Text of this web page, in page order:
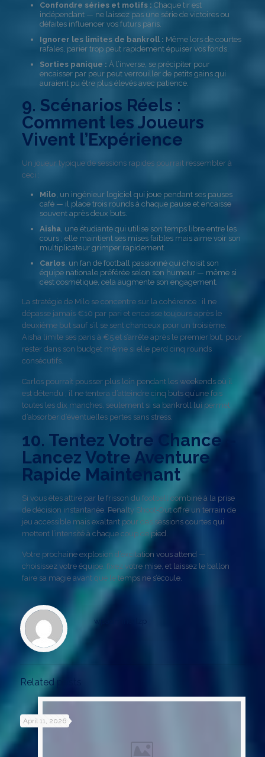
Confondre séries et motifs : Chaque tir est
indépendant — ne laissez pas une série de victoires ou
défaites influencer vos futurs paris.
Ignorer les limites de bankroll : Même lors de courtes
rafales, parier trop peut rapidement épuiser vos fonds.
Sorties panique : À l’inverse, se précipiter pour
encaisser par peur peut verrouiller de petits gains qui
auraient pu être plus élevés avec patience.
9. Scénarios Réels :
Comment les Joueurs
Vivent l’Expérience
Un joueur typique de sessions rapides pourrait ressembler à
ceci :
Milo, un ingénieur logiciel qui joue pendant ses pauses
café — il place trois rounds à chaque pause et encaisse
souvent après deux buts.
Aisha, une étudiante qui utilise son temps libre entre les
cours ; elle maintient ses mises faibles mais aime voir son
multiplicateur grimper rapidement.
Carlos, un fan de football passionné qui choisit son
équipe nationale préférée selon son humeur — même si
c’est cosmétique, cela augmente son engagement.
La stratégie de Milo se concentre sur la cohérence : il ne
dépasse jamais €10 par pari et encaisse toujours après le
deuxième but sauf s’il se sent chanceux pour un troisième.
Aisha limite ses paris à €5 et s’arrête après le premier but, pour
rester dans son budget même si elle perd cinq rounds
consécutifs.
Carlos pourrait pousser plus loin pendant les weekends où il
est détendu ; il ne tentera d’atteindre cinq buts qu’une fois
toutes les dix manches, seulement si sa bankroll lui permet
d’absorber d’éventuelles pertes sans stress.
10. Tentez Votre Chance –
Lancez Votre Aventure
Rapide Maintenant
Si vous êtes attiré par le frisson du football combiné à la prise
de décision instantanée, Penalty Shoot‑Out offre un terrain de
jeu accessible mais exaltant pour des sessions courtes qui
mettent l’intensité à chaque coup de pied.
Votre prochaine explosion d’excitation vous attend —
choisissez votre équipe, fixez votre mise, et laissez le ballon
faire sa magie avant que le temps ne s’écoule.
wpadminerlzp
Related posts
April 11, 2026